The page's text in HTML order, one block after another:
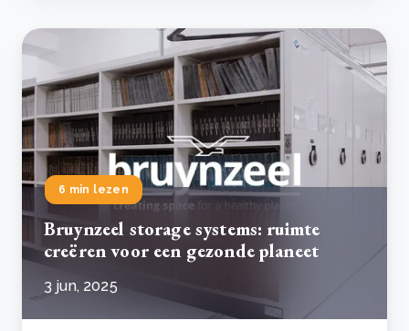
6 min lezen
Bruynzeel storage systems: ruimte
creëren voor een gezonde planeet
3 jun, 2025